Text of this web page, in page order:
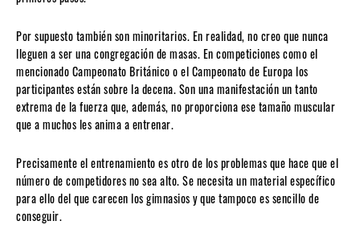
Por supuesto también son minoritarios. En realidad, no creo que nunca
lleguen a ser una congregación de masas. En competiciones como el
mencionado Campeonato Británico o el Campeonato de Europa los
participantes están sobre la decena. Son una manifestación un tanto
extrema de la fuerza que, además, no proporciona ese tamaño muscular
que a muchos les anima a entrenar.
Precisamente el entrenamiento es otro de los problemas que hace que el
número de competidores no sea alto. Se necesita un material específico
para ello del que carecen los gimnasios y que tampoco es sencillo de
conseguir.